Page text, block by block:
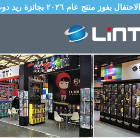
الاحتفال بفوز منتج عام ٢٠٢٦ بجائزة ريد دوت – صندوق إضاءة قابل للطي بقطر ٨٥ مم مع نظام إعداد عالمي محمي ببراءة اختراع ويُكتمل في ١٠ ثوانٍ